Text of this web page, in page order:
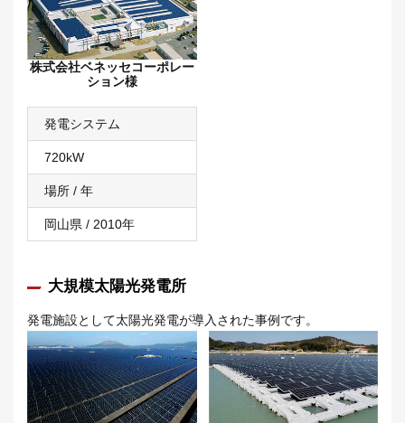
株式会社ベネッセコーポレー
ション様
発電システム
720kW
場所 / 年
岡山県 / 2010年
大規模太陽光発電所
発電施設として太陽光発電が導入された事例です。